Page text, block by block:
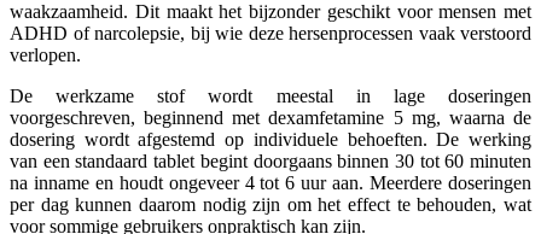
waakzaamheid. Dit maakt het bijzonder geschikt voor mensen met
ADHD of narcolepsie, bij wie deze hersenprocessen vaak verstoord
verlopen.
De werkzame stof wordt meestal in lage doseringen
voorgeschreven, beginnend met dexamfetamine 5 mg, waarna de
dosering wordt afgestemd op individuele behoeften. De werking
van een standaard tablet begint doorgaans binnen 30 tot 60 minuten
na inname en houdt ongeveer 4 tot 6 uur aan. Meerdere doseringen
per dag kunnen daarom nodig zijn om het effect te behouden, wat
voor sommige gebruikers onpraktisch kan zijn.